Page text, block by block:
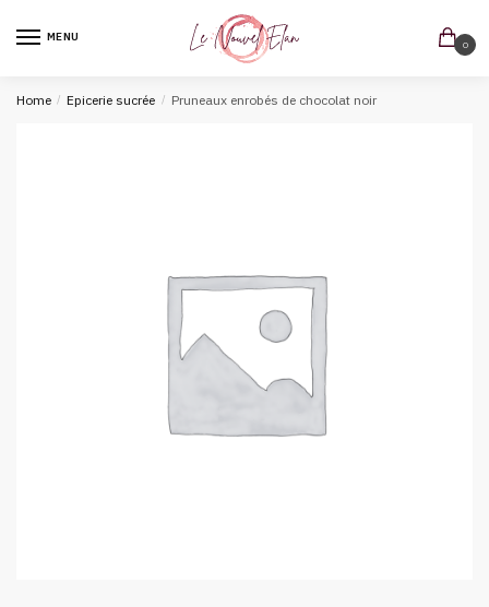
MENU
0
Home / Epicerie sucrée / Pruneaux enrobés de chocolat noir